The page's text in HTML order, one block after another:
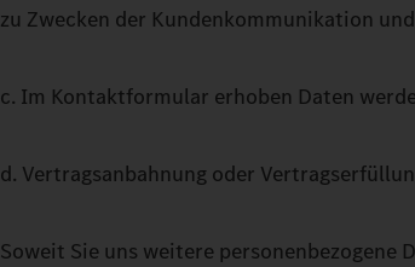
zu Zwecken der Kundenkommunikation
c. Im Kontaktformular erhoben Daten
d. Vertragsanbahnung oder
Soweit Sie uns weitere